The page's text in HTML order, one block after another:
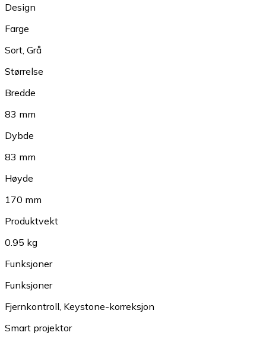
Design
Farge
Sort Grå
Størrelse
Bredde
83 mm
Dybde
83 mm
Høyde
170 mm
Produktvekt
0.95 kg
Funksjoner
Funksjoner
Fjernkontroll Keystone-korreksjon
Smart projektor